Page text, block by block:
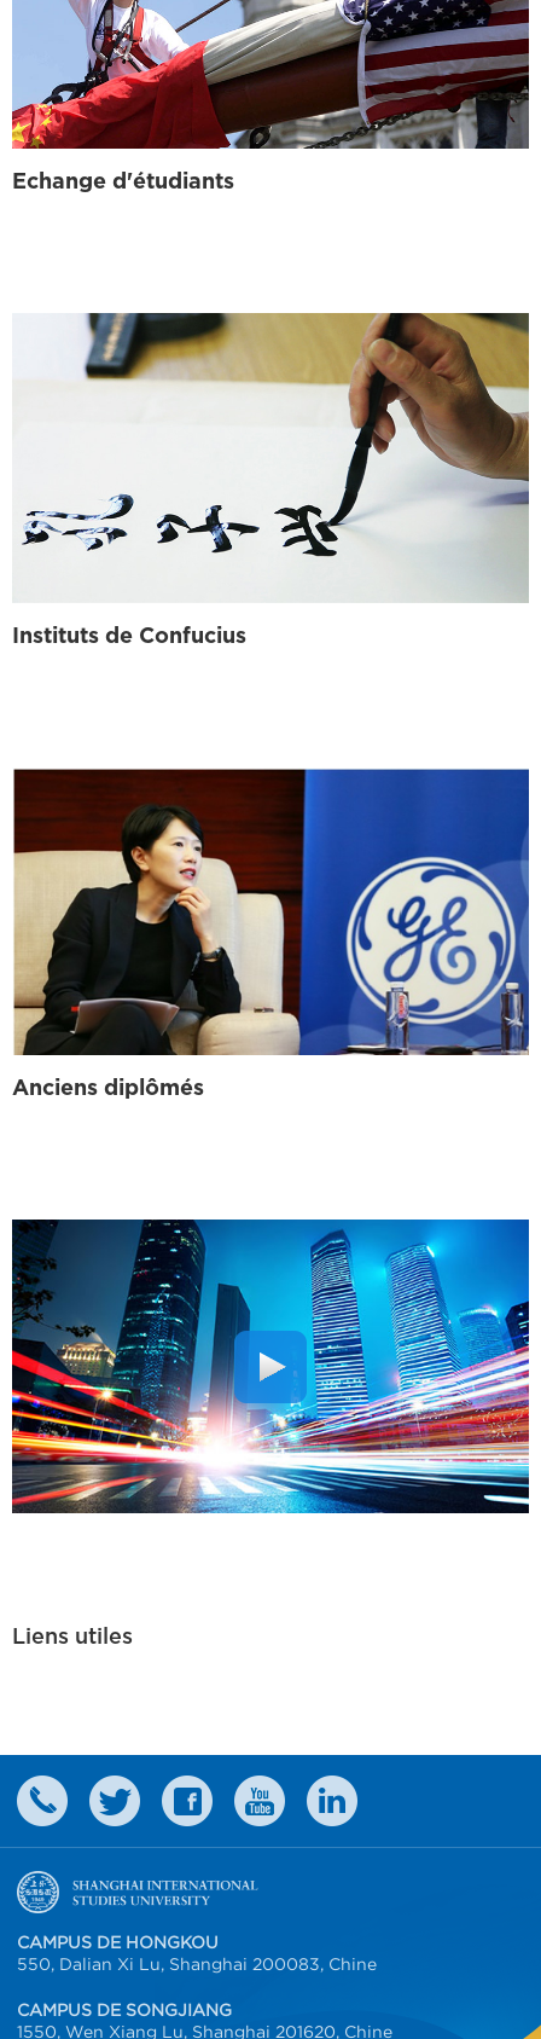
Echange d'étudiants
Instituts de Confucius
Anciens diplômés
Liens utiles
CAMPUS DE HONGKOU
550, Dalian Xi Lu, Shanghai 200083, Chine
CAMPUS DE SONGJIANG
1550, Wen Xiang Lu, Shanghai 201620, Chine